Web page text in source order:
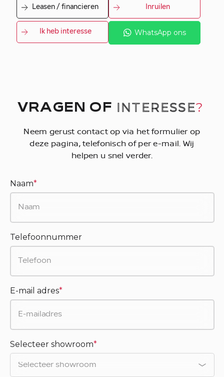
Leasen / financieren Inruilen
Ik heb interesse WhatsApp ons
VRAGEN OF INTERESSE?
Neem gerust contact op via het formulier op
deze pagina, telefonisch of per e-mail. Wij
helpen u snel verder.
Naam*
Telefoonnummer
E-mail adres*
Selecteer showroom*